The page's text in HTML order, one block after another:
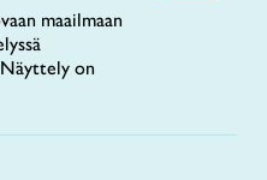
maailmaan
on